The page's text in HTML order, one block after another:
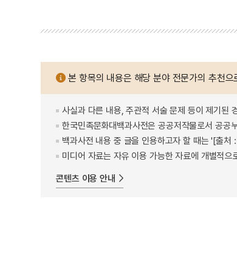
본 항목의 내용은 해당 분야 전문가의 추천
사실과 다른 내용, 주관적 서술 문제 등이 제기된
한국민족문화대백과사전은 공공저작물로서 공공
백과사전 내용 중 글을 인용하고자 할 때는 '[출
미디어 자료는 자유 이용 가능한 자료에 개별적
콘텐츠 이용 안내